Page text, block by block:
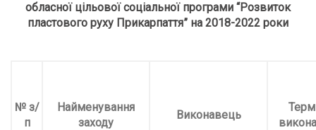
обласної цільової соціальної програми “Розвиток
пластового руху Прикарпаття” на 2018-2022 роки
№ з/
п
Найменування
заходу
Виконавець